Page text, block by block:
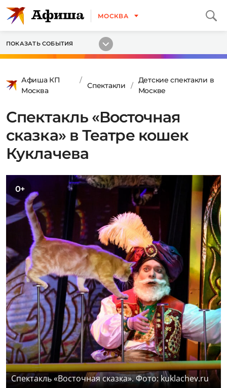
МОСКВА
ПОКАЗАТЬ СОБЫТИЯ
Афиша КП
Москва
Спектакли
Детские спектакли в
Москве
Спектакль «Восточная
сказка» в Театре кошек
Куклачева
0+
Спектакль «Восточная сказка». Фото: kuklachev.ru